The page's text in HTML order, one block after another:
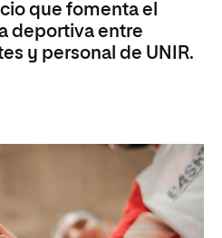
que fomenta el
deportiva entre
y personal de UNIR.